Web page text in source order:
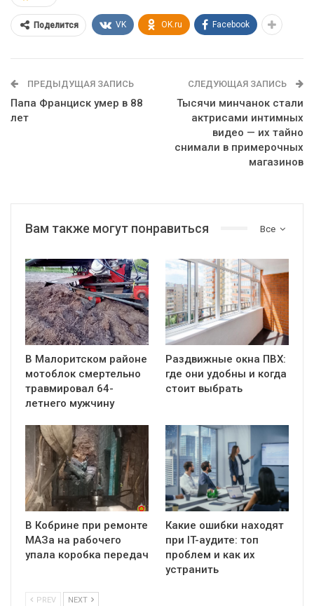
Поделится VK OK.ru Facebook
ПРЕДЫДУЩАЯ ЗАПИСЬ
Папа Франциск умер в 88
лет
СЛЕДУЮЩАЯ ЗАПИСЬ
Тысячи минчанок стали
актрисами интимных
видео — их тайно
снимали в примерочных
магазинов
Все
Вам также могут понравиться
В Малоритском районе
мотоблок смертельно
травмировал 64-
летнего мужчину
Раздвижные окна ПВХ:
где они удобны и когда
стоит выбрать
В Кобрине при ремонте
МАЗа на рабочего
упала коробка передач
Какие ошибки находят
при IT-аудите: топ
проблем и как их
устранить
PREV NEXT